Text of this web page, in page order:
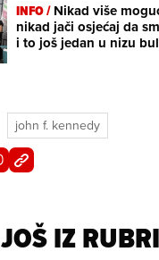
INFO /Nikad više
nikad jači osjećaj da
i to još jedan u nizu
john f. kennedy
JOŠ IZ